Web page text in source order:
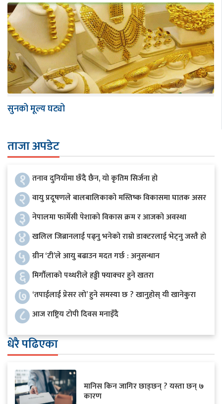
सुनको मूल्य घट्यो
ताजा अपडेट
१ तनाव दुनियाँमा छँदै छैन, यो कृतिम सिर्जना हो
२ वायु प्रदूषणले बालबालिकाको मस्तिष्क विकासमा घातक असर
३ नेपालमा फार्मेसी पेशाको विकास क्रम र आजको अवस्था
४ खलिल जिब्रानलाई पढ्नु भनेको राम्रो डाक्टरलाई भेट्नु जस्तै हो
५ ग्रीन ‘टी’ले आयु बढाउन मदत गर्छ : अनुसन्धान
६ मिर्गौलाको पथ्थरीले हड्डी फ्याक्चर हुने खतरा
७ ‘तपाईलाई प्रेसर लो’ हुने समस्या छ ? खानुहोस् यी खानेकुरा
८ आज राष्ट्रिय टोपी दिवस मनाइँदै
धेरै पढिएका
मानिस किन जागिर छाड्छन् ? यस्ता छन् ७
कारण